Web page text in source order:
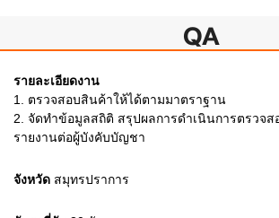
QA
รายละเอียดงาน
1. ตรวจสอบสินค้าให้ได้ตามมาตราฐาน
2. จัดทำข้อมูลสถิติ สรุปผลการดำเนินการตรวจ
รายงานต่อผู้บังคับบัญชา
จังหวัด สมุทรปราการ